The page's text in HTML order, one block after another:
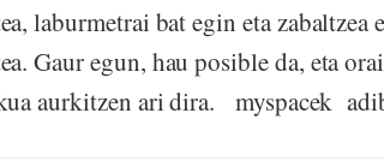
laburmetrai bat egin eta
Gaur egun, hau posible da, eta
aurkitzen ari dira. myspacek